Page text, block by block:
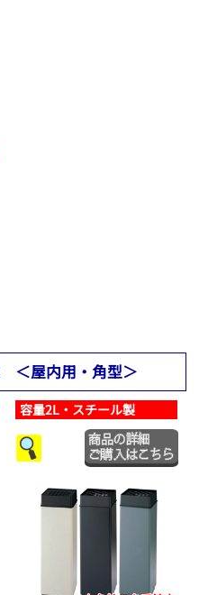
屋内用・角型＞
容量2L・スチール製